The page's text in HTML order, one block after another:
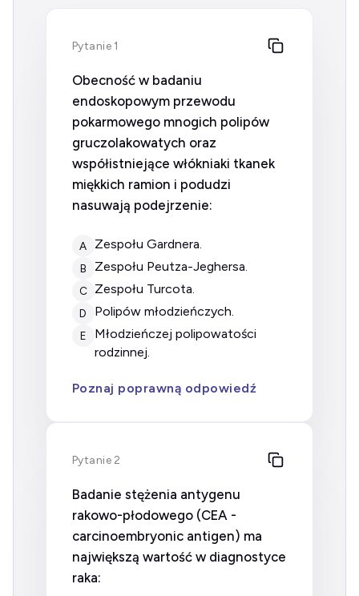
Pytanie 1
Obecność w badaniu
endoskopowym przewodu
pokarmowego mnogich polipów
gruczolakowatych oraz
współistniejące włókniaki tkanek
miękkich ramion i podudzi
nasuwają podejrzenie:
A zespołu Gardnera.
B zespołu Peutza-Jeghersa.
C zespołu Turcota.
D polipów młodzieńczych.
E
młodzieńczej polipowatości
rodzinnej.
Poznaj poprawną odpowiedź
Pytanie 2
Badanie stężenia antygenu
rakowo-płodowego (CEA -
carcinoembryonic antigen) ma
największą wartość w diagnostyce
raka: